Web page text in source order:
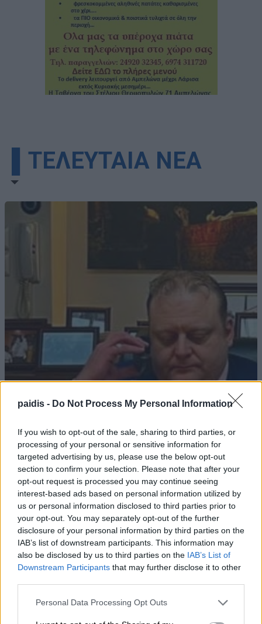
paidis - Do Not Process My Personal Information
If you wish to opt-out of the sale, sharing to third parties, or
processing of your personal or sensitive information for
targeted advertising by us, please use the below opt-out
section to confirm your selection. Please note that after your
opt-out request is processed you may continue seeing
interest-based ads based on personal information utilized by
us or personal information disclosed to third parties prior to
your opt-out. You may separately opt-out of the further
disclosure of your personal information by third parties on the
IAB’s list of downstream participants. This information may
also be disclosed by us to third parties on the IAB’s List of
Downstream Participants that may further disclose it to other
Personal Data Processing Opt Outs
▌ΤΕΛΕΥΤΑΙΑ ΝΕΑ
Υπό ίδρυση η Αστική Μη
Κερδοσκοπική Εταιρεία
«ΚΟΙΝΩΦΕΛΕΣ ΕΡΓΟ ΔΗΜΗΤΡΙΟΥ